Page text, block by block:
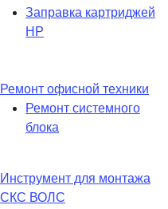
Заправка картриджей
HP
Ремонт офисной техники
Ремонт системного
блока
Инструмент для монтажа
СКС ВОЛС